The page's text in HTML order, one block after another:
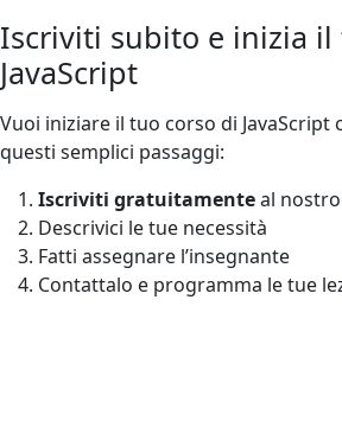
Iscriviti subito e inizia il
JavaScript
Vuoi iniziare il tuo corso di JavaScript
questi semplici passaggi:
Iscriviti gratuitamenteal
Descrivici le tue necessità
Fatti assegnare l’insegnante
Contattalo e programma le tue